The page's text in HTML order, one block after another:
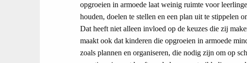
opgroeien in armoede laat weinig ruimte voor
houden, doelen te stellen en een plan uit te stippelen
Dat heeft niet alleen invloed op de keuzes die zij
maakt ook dat kinderen die opgroeien in armoede
zoals plannen en organiseren, die nodig zijn om op